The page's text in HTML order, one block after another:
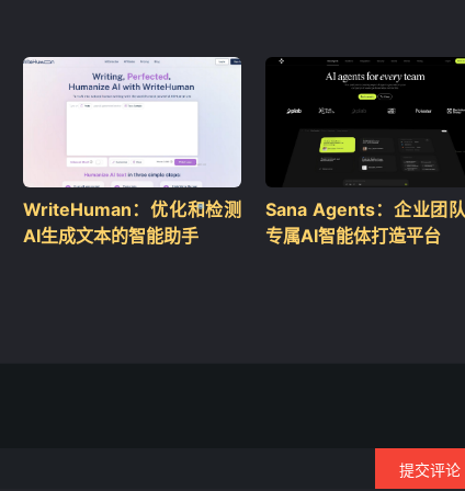
WriteHuman：优化和检测
AI生成文本的智能助手
Sana Agents：企业团
专属AI智能体打造平台
提交评论